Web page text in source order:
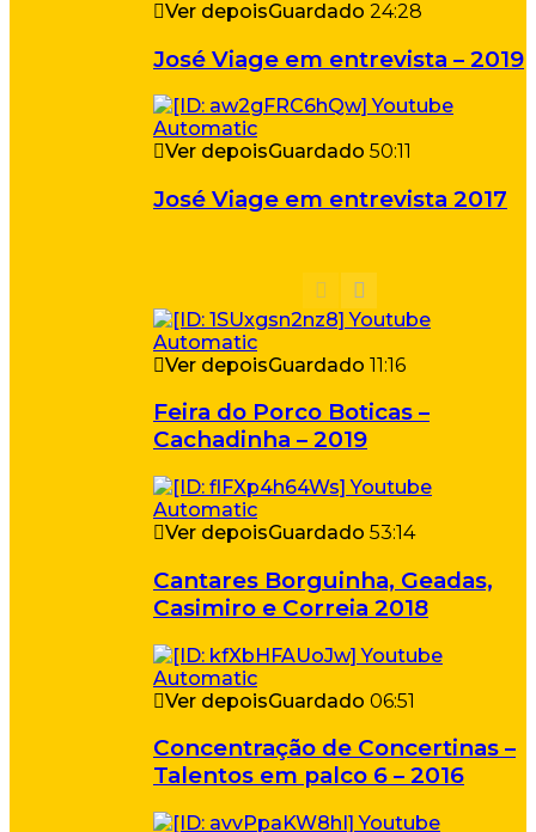
Ver depoisGuardado 24:28
José Viage em entrevista – 2019
Ver depoisGuardado 50:11
José Viage em entrevista 2017
Ver depoisGuardado 11:16
Feira do Porco Boticas –
Cachadinha – 2019
Ver depoisGuardado 53:14
Cantares Borguinha, Geadas,
Casimiro e Correia 2018
Ver depoisGuardado 06:51
Concentração de Concertinas –
Talentos em palco 6 – 2016